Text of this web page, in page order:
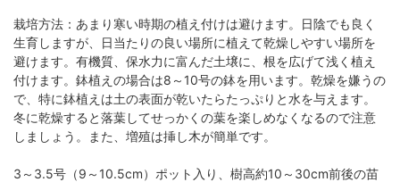
栽培方法：あまり寒い時期の植え付けは避けます。日陰でも良く
生育しますが、日当たりの良い場所に植えて乾燥しやすい場所を
避けます。有機質、保水力に富んだ土壌に、根を広げて浅く植え
付けます。鉢植えの場合は8～10号の鉢を用います。乾燥を嫌うの
で、特に鉢植えは土の表面が乾いたらたっぷりと水を与えます。
冬に乾燥すると落葉してせっかくの葉を楽しめなくなるので注意
しましょう。また、増殖は挿し木が簡単です。
3～3.5号（9～10.5cm）ポット入り、樹高約10～30cm前後の苗